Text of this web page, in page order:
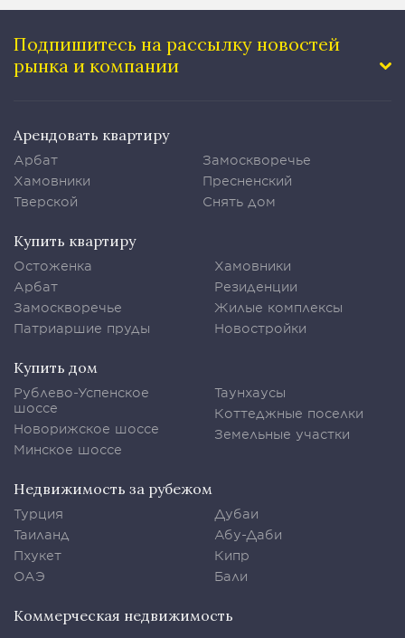
Подпишитесь на рассылку новостей
рынка и компании
Арендовать квартиру
Арбат
Хамовники
Тверской
Замоскворечье
Пресненский
Снять дом
Купить квартиру
Остоженка
Арбат
Замоскворечье
Патриаршие пруды
Хамовники
Резиденции
Жилые комплексы
Новостройки
Купить дом
Рублево-Успенское
шоссе
Новорижское шоссе
Минское шоссе
Таунхаусы
Коттеджные поселки
Земельные участки
Недвижимость за рубежом
Турция
Таиланд
Пхукет
ОАЭ
Дубаи
Абу-Даби
Кипр
Бали
Коммерческая недвижимость